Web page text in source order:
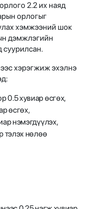
2.2 их наяд
орлогыг
хэмжээний шок
дэмжлэгийн
суурилсан.
хэрэгжиж эхэлнэ
0.5 хувиар өсгөх,
өсгөх,
нэмэгдүүлэх,
тэлэх нөлөө